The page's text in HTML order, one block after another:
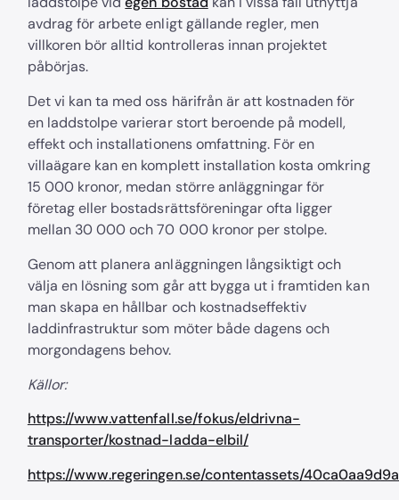
avdrag för arbete enligt gällande regler, men
villkoren bör alltid kontrolleras innan projektet
påbörjas.
Det vi kan ta med oss härifrån är att kostnaden för
en laddstolpe varierar stort beroende på modell,
effekt och installationens omfattning. För en
villaägare kan en komplett installation kosta omkring
15 000 kronor, medan större anläggningar för
företag eller bostadsrättsföreningar ofta ligger
mellan 30 000 och 70 000 kronor per stolpe.
Genom att planera anläggningen långsiktigt och
välja en lösning som går att bygga ut i framtiden kan
man skapa en hållbar och kostnadseffektiv
laddinfrastruktur som möter både dagens och
morgondagens behov.
Källor:
https://www.vattenfall.se/fokus/eldrivna-
transporter/kostnad-ladda-elbil/
https://www.regeringen.se/contentassets/